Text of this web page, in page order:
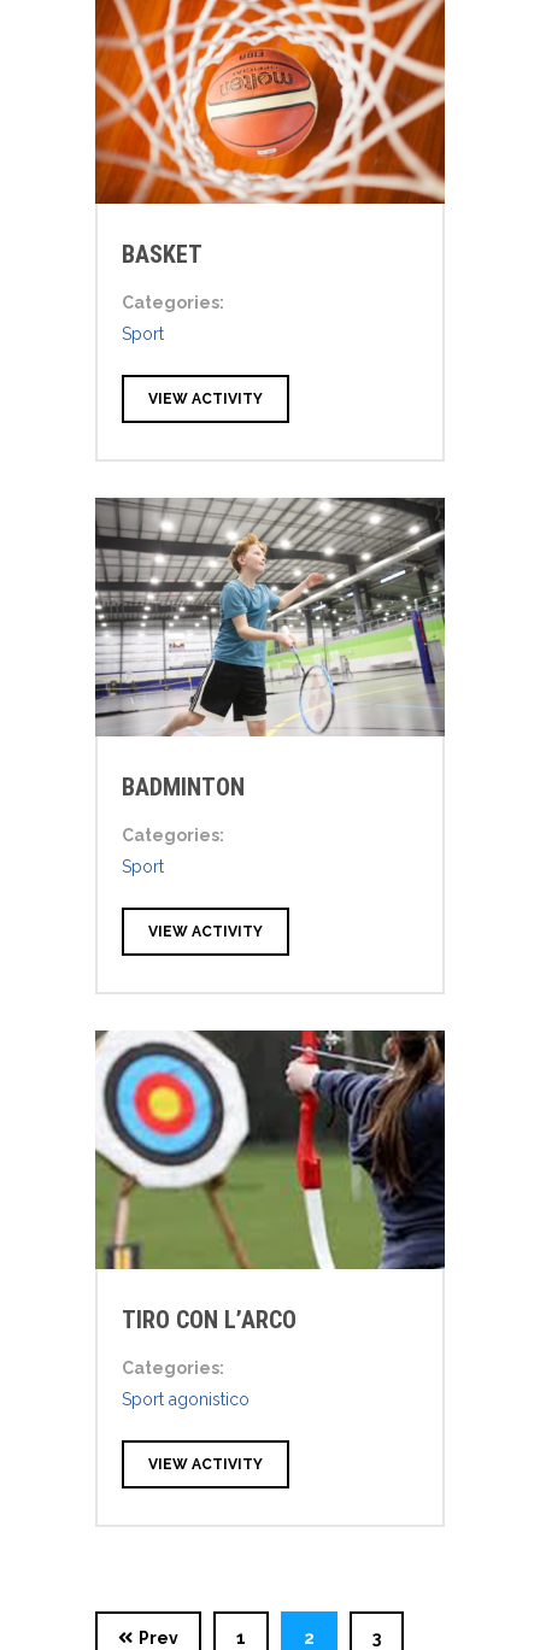
BASKET
Categories:
Sport
VIEW ACTIVITY
BADMINTON
Categories:
Sport
VIEW ACTIVITY
TIRO CON L’ARCO
Categories:
Sport agonistico
VIEW ACTIVITY
Prev 1 2 3